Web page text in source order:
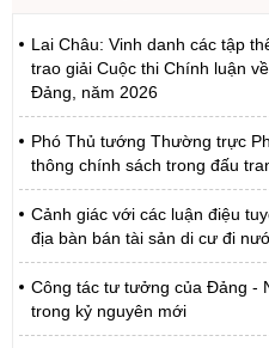
Lai Châu: Vinh danh các tập
trao giải Cuộc thi Chính luận
Đảng, năm 2026
Phó Thủ tướng Thường trực
thông chính sách trong đấu
Cảnh giác với các luận điệu
địa bàn bán tài sản di cư đi
Công tác tư tưởng của Đảng -
trong kỷ nguyên mới